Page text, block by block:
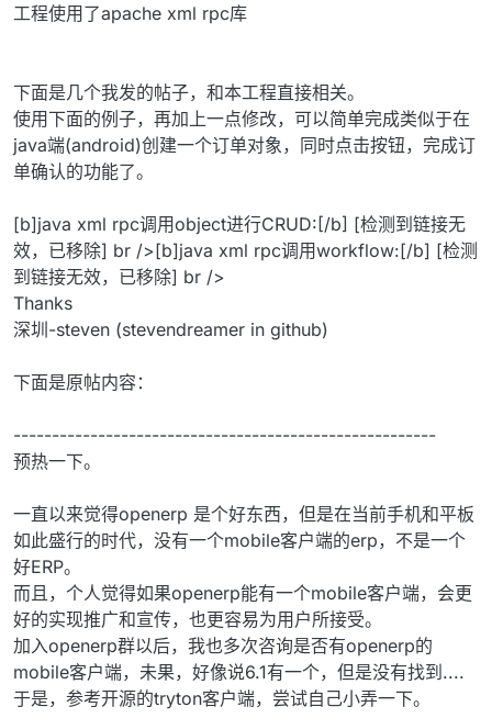
工程使用了apache xml rpc库
下面是几个我发的帖子，和本工程直接相关。
使用下面的例子，再加上一点修改，可以简单完成类似于在
java端(android)创建一个订单对象，同时点击按钮，完成订
单确认的功能了。
[b]java xml rpc调用object进行CRUD:[/b] [检测到链接无
效，已移除] br />[b]java xml rpc调用workflow:[/b] [检测
到链接无效，已移除] br />
Thanks
深圳-steven (stevendreamer in github)
下面是原帖内容：
-------------------------------------------------------
预热一下。
一直以来觉得openerp 是个好东西，但是在当前手机和平板
如此盛行的时代，没有一个mobile客户端的erp，不是一个
好ERP。
而且，个人觉得如果openerp能有一个mobile客户端，会更
好的实现推广和宣传，也更容易为用户所接受。
加入openerp群以后，我也多次咨询是否有openerp的
mobile客户端，未果，好像说6.1有一个，但是没有找到....
于是，参考开源的tryton客户端，尝试自己小弄一下。